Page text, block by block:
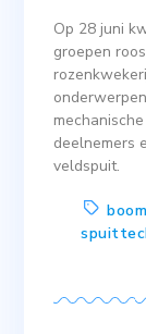
Op 28 juni
groepen
deelnemers
veldspuit.